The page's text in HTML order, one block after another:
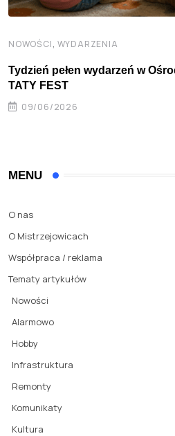
NOWOŚCI, WYDARZENIA
Tydzień pełen wydarzeń w
TATY FEST
09/06/2026
MENU
O nas
O Mistrzejowicach
Współpraca / reklama
Tematy artykułów
Nowości
Alarmowo
Hobby
Infrastruktura
Remonty
Komunikaty
Kultura